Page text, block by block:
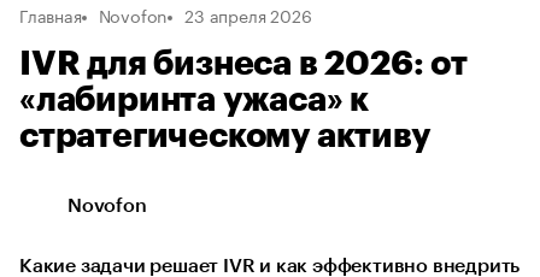
Главная Novofon 23 апреля 2026
IVR для бизнеса в 2026: от
«лабиринта ужаса» к
стратегическому активу
Novofon
Какие задачи решает IVR и как эффективно внедрить